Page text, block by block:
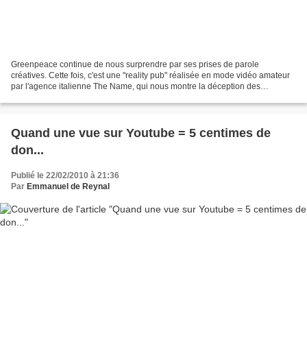
Greenpeace continue de nous surprendre par ses prises de parole
créatives. Cette fois, c'est une "reality pub" réalisée en mode vidéo amateur
par l'agence italienne The Name, qui nous montre la déception des
Quand une vue sur Youtube = 5 centimes de
don...
Publié le 22/02/2010 à 21:36
Par Emmanuel de Reynal